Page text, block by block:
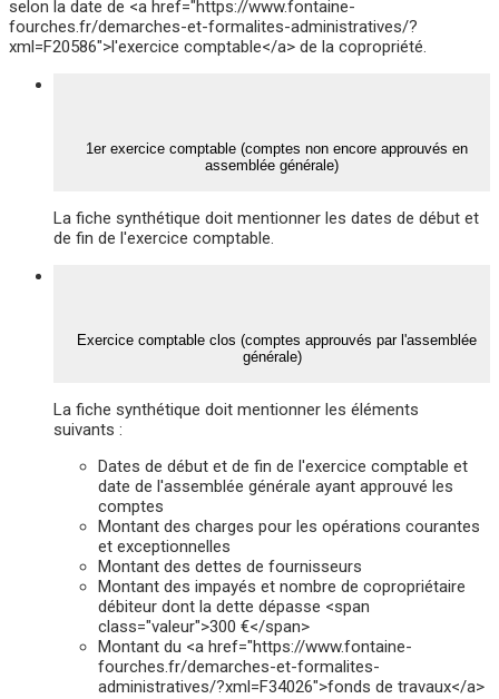
selon la date de <a href="https://www.fontaine-
fourches.fr/demarches-et-formalites-administratives/?
xml=F20586">l'exercice comptable</a> de la copropriété.
1er exercice comptable (comptes non encore approuvés en
assemblée générale)
La fiche synthétique doit mentionner les dates de début et
de fin de l'exercice comptable.
Exercice comptable clos (comptes approuvés par l'assemblée
générale)
La fiche synthétique doit mentionner les éléments
suivants :
Dates de début et de fin de l'exercice comptable et
date de l'assemblée générale ayant approuvé les
comptes
Montant des charges pour les opérations courantes
et exceptionnelles
Montant des dettes de fournisseurs
Montant des impayés et nombre de copropriétaire
débiteur dont la dette dépasse <span
class="valeur">300 €</span>
Montant du <a href="https://www.fontaine-
fourches.fr/demarches-et-formalites-
administratives/?xml=F34026">fonds de travaux</a>